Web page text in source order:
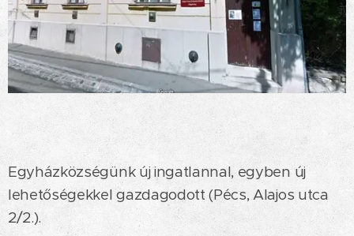
Egyházközségünk új ingatlannal, egyben új
lehetőségekkel gazdagodott (Pécs, Alajos utca
2/2.).